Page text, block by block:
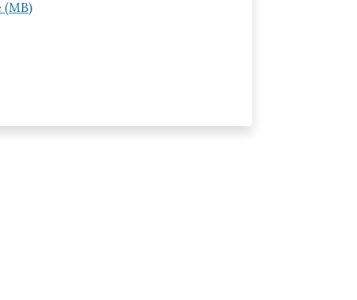
(MB)